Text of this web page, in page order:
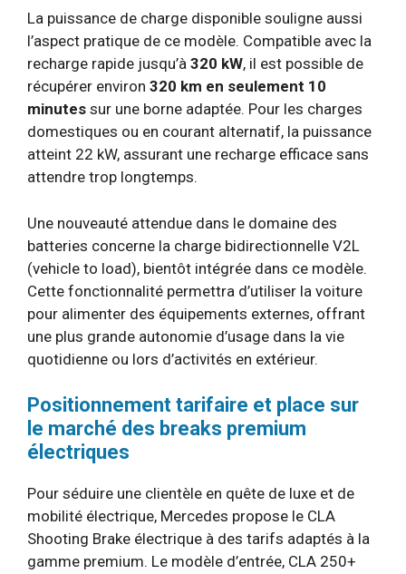
La puissance de charge disponible souligne aussi
l’aspect pratique de ce modèle. Compatible avec la
recharge rapide jusqu’à 320 kW, il est possible de
récupérer environ 320 km en seulement 10
minutes sur une borne adaptée. Pour les charges
domestiques ou en courant alternatif, la puissance
atteint 22 kW, assurant une recharge efficace sans
attendre trop longtemps.
Une nouveauté attendue dans le domaine des
batteries concerne la charge bidirectionnelle V2L
(vehicle to load), bientôt intégrée dans ce modèle.
Cette fonctionnalité permettra d’utiliser la voiture
pour alimenter des équipements externes, offrant
une plus grande autonomie d’usage dans la vie
quotidienne ou lors d’activités en extérieur.
Positionnement tarifaire et place sur
le marché des breaks premium
électriques
Pour séduire une clientèle en quête de luxe et de
mobilité électrique, Mercedes propose le CLA
Shooting Brake électrique à des tarifs adaptés à la
gamme premium. Le modèle d’entrée, CLA 250+